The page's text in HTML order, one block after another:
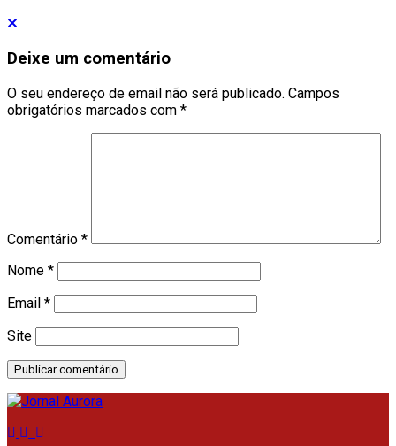
Deixe um comentário
O seu endereço de email não será publicado. Campos
obrigatórios marcados com *
Comentário *
Nome *
Email *
Site